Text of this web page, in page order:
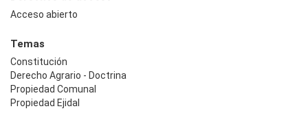
Acceso abierto
Temas
Constitución
Derecho Agrario - Doctrina
Propiedad Comunal
Propiedad Ejidal